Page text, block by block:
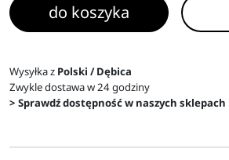
do koszyka
Wysyłka z Polski / Dębica
Zwykle dostawa w 24 godziny
> Sprawdź dostępność w naszych sklepach